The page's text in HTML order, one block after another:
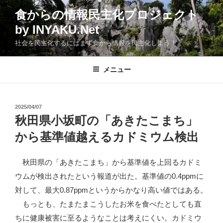
コ
食からの情報民主化プロジェクト
by INYAKU.Net
社会を民主化するにはまず食から情報を民主化しよう！
メニュー
投
稿
日:
2025/04/07
秋田県小坂町の「あきたこまち」
から基準値越えるカドミウム検出
秋田県の「あきたこまち」から基準値を上回るカドミ
ウムが検出されたという報道が出た。基準値の0.4ppmに
対して、最大0.87ppmというからかなり高い値ではある。
もっとも、たまたまこうしたお米を食べたとしても直
ちに健康被害に至るようなことは考えにくい。カドミウ